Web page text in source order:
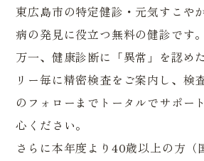
東広島市の特定健診・元気すこや
病の発見に役立つ無料の健診です。
万一、健康診断に「異常」を認め
リー毎に精密検査をご案内し、検
のフォローまでトータルでサポー
心ください。
さらに本年度より40歳以上の方（